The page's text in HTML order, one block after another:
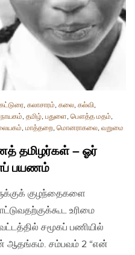
கட்டுரை, கலாசாரம், கலை, கல்வி,
, தமிழ், பதுளை, பௌத்த மதம்,
, மாத்தறை, மொனராகலை, வறுமை
தமிழர்கள் – ஓர்
பயணம்
குழந்தைகளை
உரிமை
சமூகப் பணியில்
ஆதங்கம். சம்பவம் 2 “என்